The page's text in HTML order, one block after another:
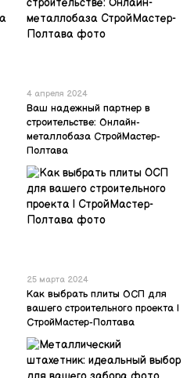
4 апреля 2024
Ваш надежный партнер в
строительстве: Онлайн-
металлобаза СтройМастер-
Полтава
25 марта 2024
Как выбрать плиты ОСП для
вашего строительного проекта |
СтройМастер-Полтава